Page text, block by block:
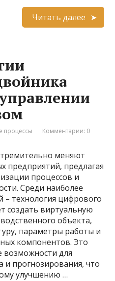
Читать далее
процессы Комментарии: 0
меняют
предприятий, предлагая
процессов и
Среди наиболее
технология цифрового
создать виртуальную
объекта,
параметры работы и
компонентов. Это
для
и прогнозирования, что
улучшению …